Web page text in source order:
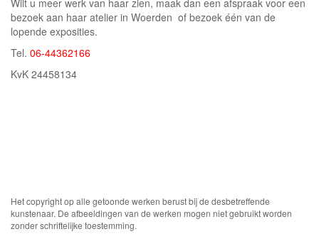
Wilt u meer werk van haar zien, maak dan een afspraak voor een
bezoek aan haar atelier in Woerden of bezoek één van de
lopende exposities.
Tel. 06-44362166
KvK 24458134
Het copyright op alle getoonde werken berust bij de desbetreffende
kunstenaar. De afbeeldingen van de werken mogen niet gebruikt worden
zonder schriftelijke toestemming.